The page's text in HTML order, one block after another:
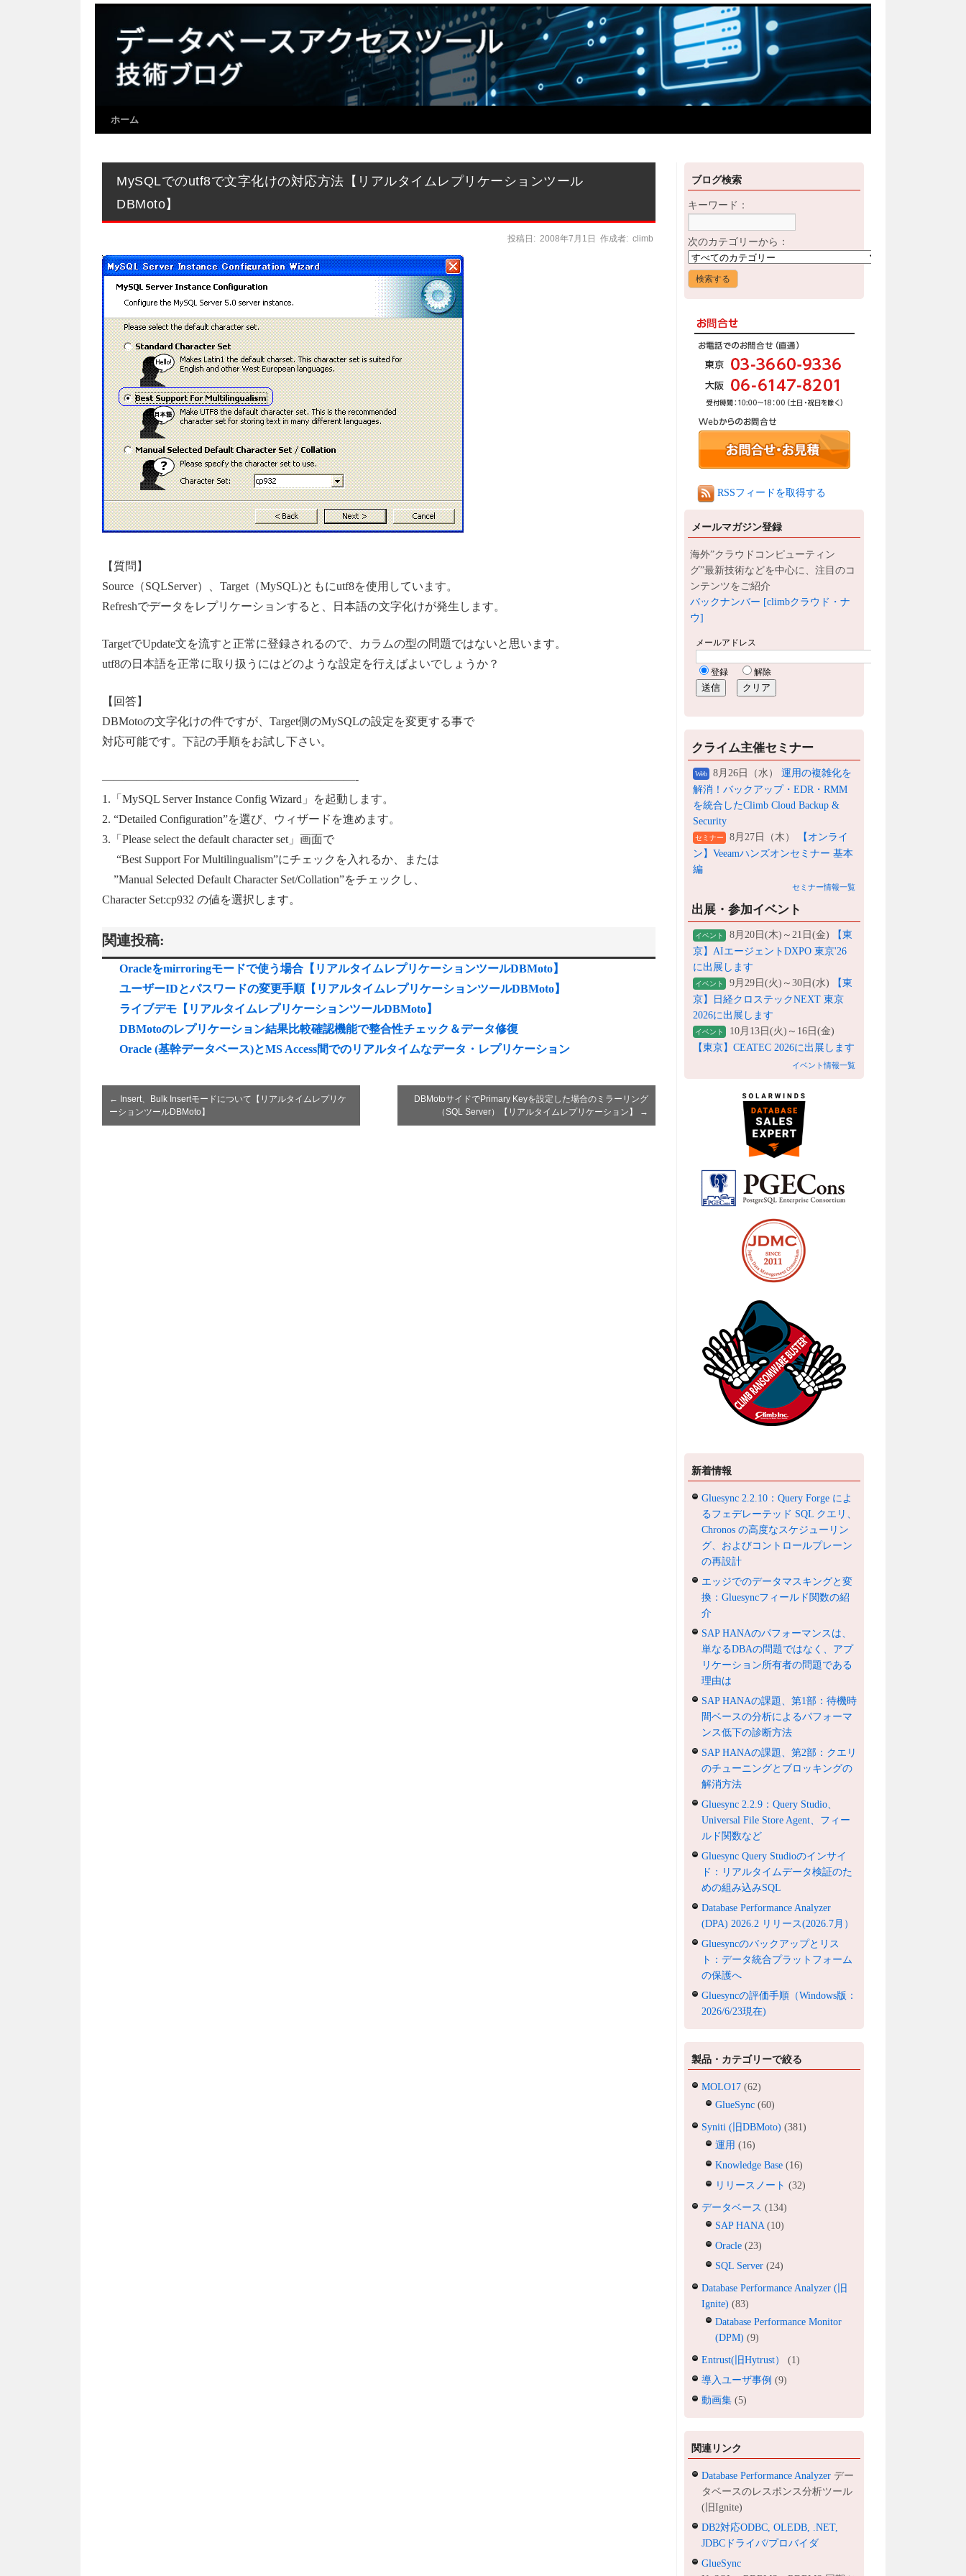
ホーム
MySQLでのutf8で文字化けの対応方法【リアルタイムレプリケーションツール
DBMoto】
投稿日: 2008年7月1日 作成者: climb
【質問】
Source（SQLServer）、Target（MySQL)ともにutf8を使用しています。
Refreshでデータをレプリケーションすると、日本語の文字化けが発生します。
TargetでUpdate文を流すと正常に登録されるので、カラムの型の問題ではないと思います。
utf8の日本語を正常に取り扱うにはどのような設定を行えばよいでしょうか？
【回答】
DBMotoの文字化けの件ですが、Target側のMySQLの設定を変更する事で
対応可能です。下記の手順をお試し下さい。
——————————————————————-
1.「MySQL Server Instance Config Wizard」を起動します。
2. “Detailed Configuration”を選び、ウィザードを進めます。
3.「Please select the default character set」画面で
“Best Support For Multilingualism”にチェックを入れるか、または
”Manual Selected Default Character Set/Collation”をチェックし、
Character Set:cp932 の値を選択します。
関連投稿:
Oracleをmirroringモードで使う場合【リアルタイムレプリケーションツールDBMoto】
ユーザーIDとパスワードの変更手順【リアルタイムレプリケーションツールDBMoto】
ライブデモ【リアルタイムレプリケーションツールDBMoto】
DBMotoのレプリケーション結果比較確認機能で整合性チェック＆データ修復
Oracle (基幹データベース)とMS Access間でのリアルタイムなデータ・レプリケーション
← Insert、Bulk Insertモードについて【リアルタイムレプリケ
ーションツールDBMoto】
DBMotoサイドでPrimary Keyを設定した場合のミラーリング
（SQL Server）【リアルタイムレプリケーション】
→
ブログ検索
キーワード：
次のカテゴリーから：
RSSフィードを取得する
メールマガジン登録
海外”クラウドコンピューティン
グ”最新技術などを中心に、注目のコ
ンテンツをご紹介
バックナンバー [climbクラウド・ナ
ウ]
クライム主催セミナー
Web 8月26日（水） 運用の複雑化を
解消！バックアップ・EDR・RMM
を統合したClimb Cloud Backup &
Security
セミナー 8月27日（木）
【オンライ
ン】Veeamハンズオンセミナー 基本
編
セミナー情報一覧
出展・参加イベント
イベント 8月20日(木)～21日(金)
【東
京】AIエージェントDXPO 東京'26
に出展します
イベント 9月29日(火)～30日(水)
【東
京】日経クロステックNEXT 東京
2026に出展します
イベント
10月13日(火)～16日(金)
【東京】CEATEC 2026に出展します
イベント情報一覧
新着情報
Gluesync 2.2.10：Query Forge によ
るフェデレーテッド SQL クエリ、
Chronos の高度なスケジューリン
グ、およびコントロールプレーン
の再設計
エッジでのデータマスキングと変
換：Gluesyncフィールド関数の紹
介
SAP HANAのパフォーマンスは、
単なるDBAの問題ではなく、アプ
リケーション所有者の問題である
理由は
SAP HANAの課題、第1部：待機時
間ベースの分析によるパフォーマ
ンス低下の診断方法
SAP HANAの課題、第2部：クエリ
のチューニングとブロッキングの
解消方法
Gluesync 2.2.9：Query Studio、
Universal File Store Agent、フィー
ルド関数など
Gluesync Query Studioのインサイ
ド：リアルタイムデータ検証のた
めの組み込みSQL
Database Performance Analyzer
(DPA) 2026.2 リリース(2026.7月）
Gluesyncのバックアップとリス
ト：データ統合プラットフォーム
の保護へ
Gluesyncの評価手順（Windows版：
2026/6/23現在)
製品・カテゴリーで絞る
MOLO17 (62)
GlueSync (60)
Syniti (旧DBMoto) (381)
運用 (16)
Knowledge Base (16)
リリースノート (32)
データベース (134)
SAP HANA (10)
Oracle (23)
SQL Server (24)
Database Performance Analyzer (旧
Ignite) (83)
Database Performance Monitor
(DPM) (9)
Entrust(旧Hytrust）
(1)
導入ユーザ事例 (9)
動画集 (5)
関連リンク
Database Performance Analyzer デー
タベースのレスポンス分析ツール
(旧Ignite)
DB2対応ODBC, OLEDB, .NET,
JDBCドライバ/プロバイダ
GlueSync